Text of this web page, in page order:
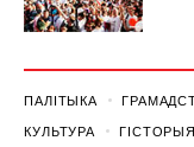
ПАЛІТЫКА
КУЛЬТУРА ГІСТОРЫЯ